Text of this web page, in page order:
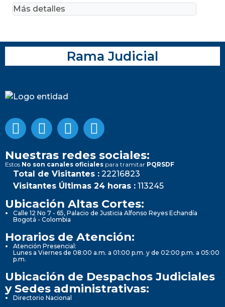
Más detalles
Rama Judicial
Nuestras redes sociales:
Estos No son canales oficiales para tramitar PQRSDF
Total de Visitantes : 22216823
Visitantes Últimas 24 horas : 113245
Ubicación Altas Cortes:
Calle 12 No 7 - 65, Palacio de Justicia Alfonso Reyes Echandía
Bogotá - Colombia
Horarios de Atención:
Atención Presencial:
Lunes a Viernes de 08:00 a.m. a 01:00 p.m. y de 02:00 p.m. a 05:00
p.m.
Ubicación de Despachos Judiciales
y Sedes administrativas:
Directorio Nacional